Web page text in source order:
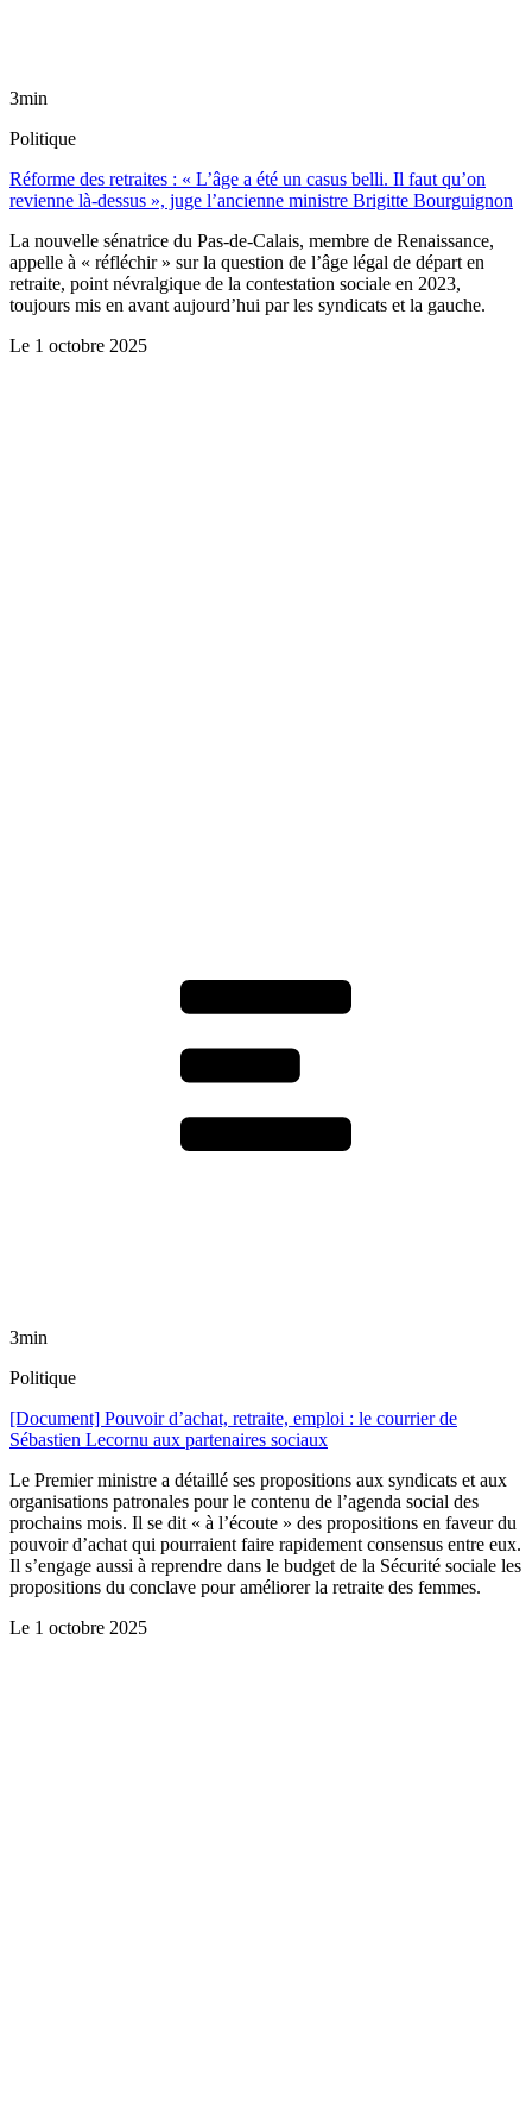
3min
Politique
Réforme des retraites : « L’âge a été un casus belli. Il faut qu’on
revienne là-dessus », juge l’ancienne ministre Brigitte Bourguignon
La nouvelle sénatrice du Pas-de-Calais, membre de Renaissance,
appelle à « réfléchir » sur la question de l’âge légal de départ en
retraite, point névralgique de la contestation sociale en 2023,
toujours mis en avant aujourd’hui par les syndicats et la gauche.
Le 1 octobre 2025
3min
Politique
[Document] Pouvoir d’achat, retraite, emploi : le courrier de
Sébastien Lecornu aux partenaires sociaux
Le Premier ministre a détaillé ses propositions aux syndicats et aux
organisations patronales pour le contenu de l’agenda social des
prochains mois. Il se dit « à l’écoute » des propositions en faveur du
pouvoir d’achat qui pourraient faire rapidement consensus entre eux.
Il s’engage aussi à reprendre dans le budget de la Sécurité sociale les
propositions du conclave pour améliorer la retraite des femmes.
Le 1 octobre 2025